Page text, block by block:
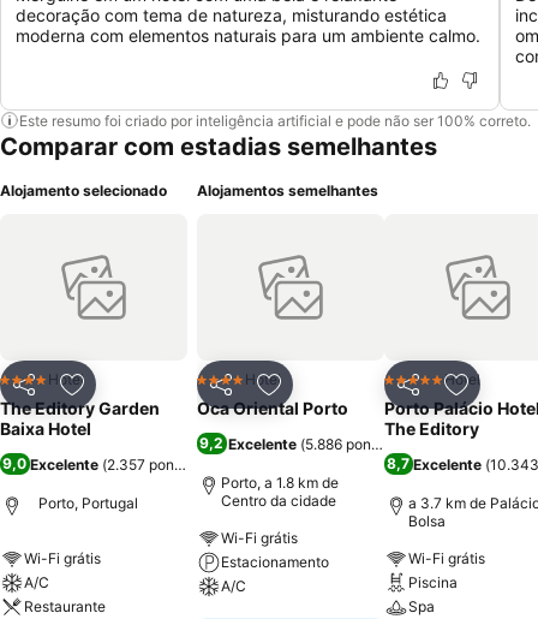
decoração com tema de natureza, misturando estética
moderna com elementos naturais para um ambiente calmo.
Este resumo foi criado por inteligência artificial e pode não ser 100% correto.
Comparar com estadias semelhantes
Alojamento selecionado
PartilharAdicionar aos favoritos
4 EstrelasHotel
The Editory Garden
Baixa Hotel
9,0 Excelente (2.357 pontuações
Porto, Portugal
Wi-Fi grátis
A/C
Restaurante
Alojamentos semelhantes
PartilharAdicionar aos favoritos
4 EstrelasHotel
Oca Oriental Porto
9,2 Excelente (5.886 pontuações
Porto, a 1.8 km de
Centro da cidade
Wi-Fi grátis
Estacionamento
A/C
Partilhar
5 EstrelasHotel
Porto Palácio
The Editory
8,7Excelente (
a 3.7 km de
Bolsa
Wi-Fi grátis
Piscina
Spa